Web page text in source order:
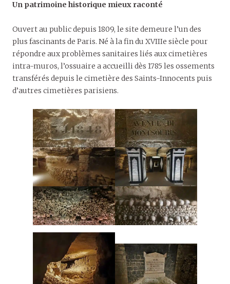
Un patrimoine historique mieux raconté
Ouvert au public depuis 1809, le site demeure l’un des
plus fascinants de Paris. Né à la fin du XVIIIe siècle pour
répondre aux problèmes sanitaires liés aux cimetières
intra-muros, l’ossuaire a accueilli dès 1785 les ossements
transférés depuis le cimetière des Saints-Innocents puis
d’autres cimetières parisiens.